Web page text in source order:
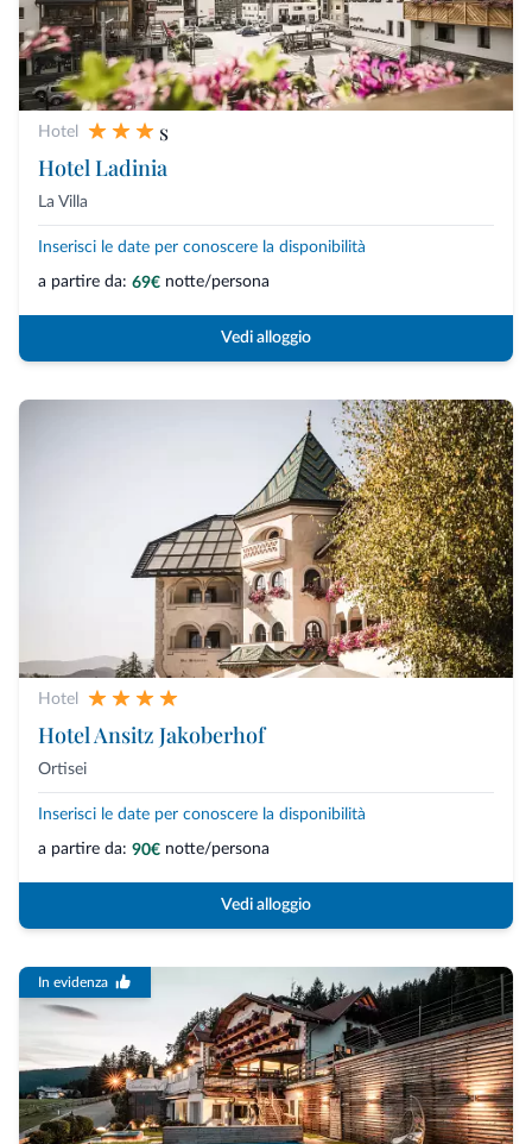
Hotel
s
Hotel Ladinia
La Villa
Inserisci le date per conoscere la disponibilità
a partire da: 69€ notte/persona
Vedi alloggio
Hotel
Hotel Ansitz Jakoberhof
Ortisei
Inserisci le date per conoscere la disponibilità
a partire da: 90€ notte/persona
Vedi alloggio
In evidenza